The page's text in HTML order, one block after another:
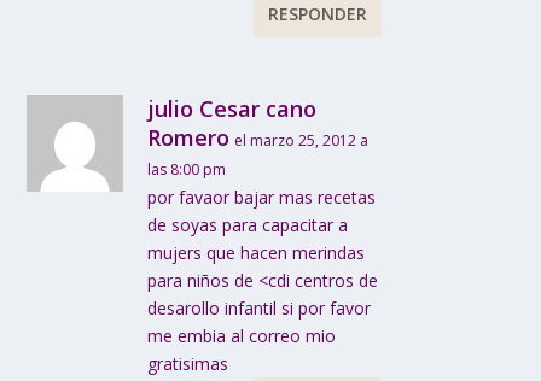
RESPONDER
julio Cesar cano
Romero el marzo 25, 2012 a
las 8:00 pm
por favaor bajar mas recetas
de soyas para capacitar a
mujers que hacen merindas
para niños de <cdi centros de
desarollo infantil si por favor
me embia al correo mio
gratisimas